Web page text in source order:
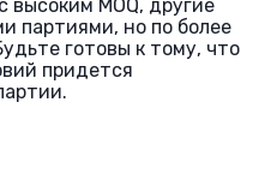
высоким MOQ, другие
партиями, но по более
готовы к тому, что
придется